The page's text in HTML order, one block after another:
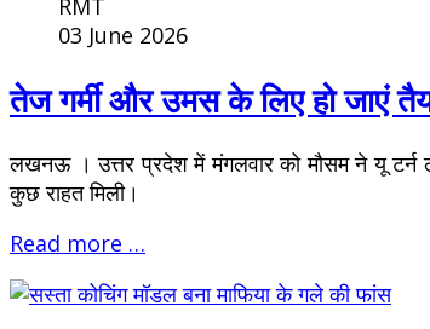
RMT
03 June 2026
तेज गर्मी और उमस के लिए हो जाएं
लखनऊ । उत्तर प्रदेश में मंगलवार को मौसम ने यू टर्न
कुछ राहत मिली।
Read more …